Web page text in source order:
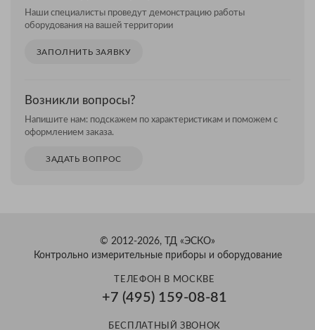
Наши специалисты проведут демонстрацию работы
оборудования на вашей территории
ЗАПОЛНИТЬ ЗАЯВКУ
Возникли вопросы?
Напишите нам: подскажем по характеристикам и поможем с
оформлением заказа.
ЗАДАТЬ ВОПРОС
© 2012-2026, ТД «ЭСКО»
Контрольно измерительные приборы и оборудование
ТЕЛЕФОН В МОСКВЕ
+7 (495) 159-08-81
БЕСПЛАТНЫЙ ЗВОНОК